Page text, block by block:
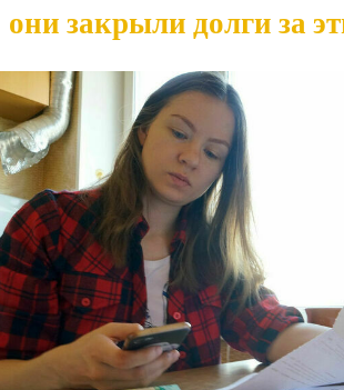
они закрыли долги за